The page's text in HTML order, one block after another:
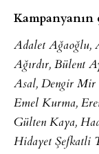
Kampanyanın
Adalet Ağaoğlu,
Ağırdır, Bülent
Asal, Dengir Mir
Emel Kurma,
Gülten Kaya,
Hidayet Şefkatli